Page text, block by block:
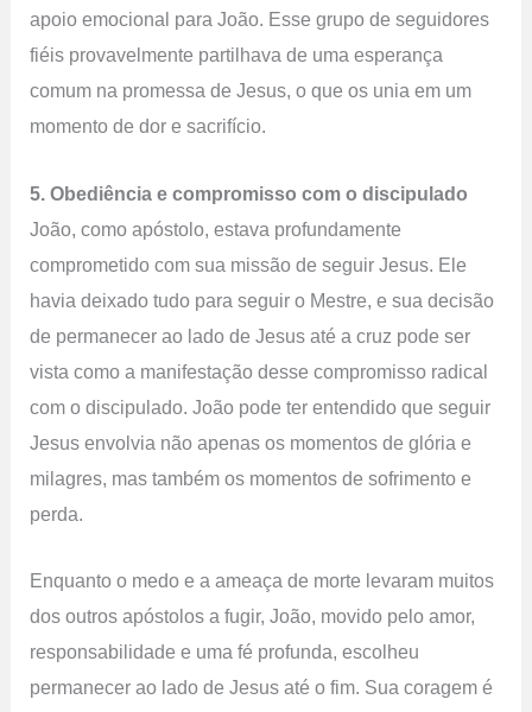
apoio emocional para João. Esse grupo de seguidores
fiéis provavelmente partilhava de uma esperança
comum na promessa de Jesus, o que os unia em um
momento de dor e sacrifício.
5. Obediência e compromisso com o discipulado
João, como apóstolo, estava profundamente
comprometido com sua missão de seguir Jesus. Ele
havia deixado tudo para seguir o Mestre, e sua decisão
de permanecer ao lado de Jesus até a cruz pode ser
vista como a manifestação desse compromisso radical
com o discipulado. João pode ter entendido que seguir
Jesus envolvia não apenas os momentos de glória e
milagres, mas também os momentos de sofrimento e
perda.
Enquanto o medo e a ameaça de morte levaram muitos
dos outros apóstolos a fugir, João, movido pelo amor,
responsabilidade e uma fé profunda, escolheu
permanecer ao lado de Jesus até o fim. Sua coragem é